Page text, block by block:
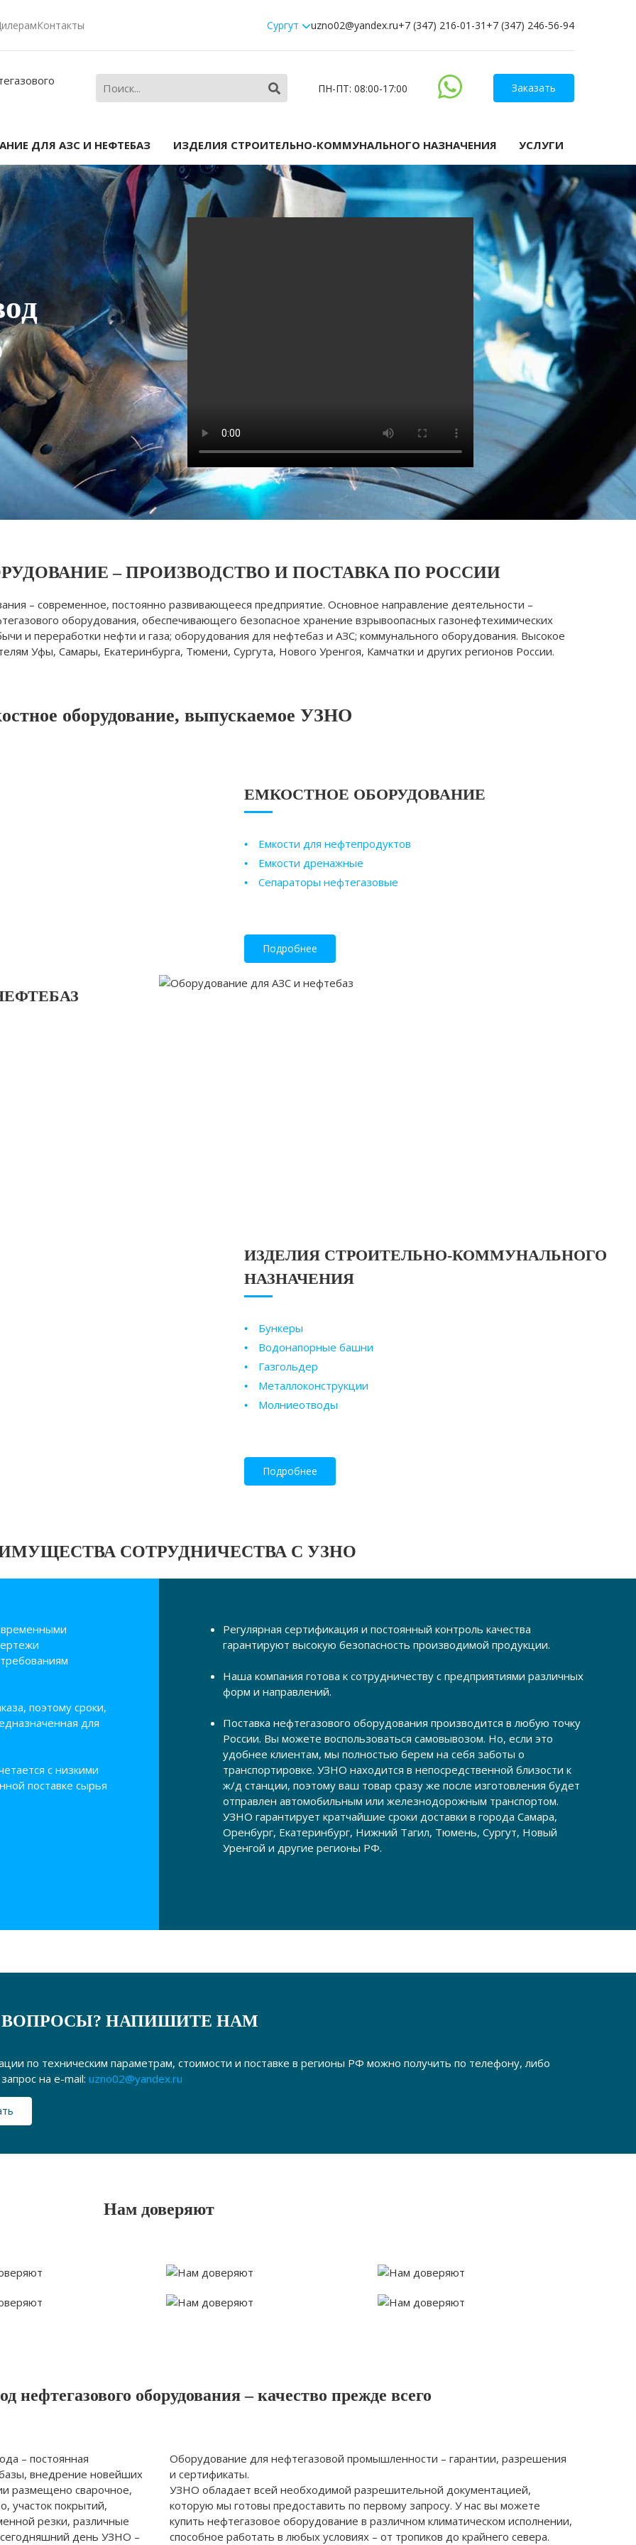
Контакты Сургут uzno02@yandex.ru+7 (347) 216-01-31 +7 (347) 246-56-94
ПН-ПТ: 08:00-17:00 Заказать
ДЛЯ АЗС И НЕФТЕБАЗ ИЗДЕЛИЯ СТРОИТЕЛЬНО-КОММУНАЛЬНОГО НАЗНАЧЕНИЯ УСЛУГИ
– ПРОИЗВОДСТВО И ПОСТАВКА ПО РОССИИ
– современное, постоянно развивающееся предприятие. Основное направление деятельности –
оборудования, обеспечивающего безопасное хранение взрывоопасных газонефтехимических
и переработки нефти и газа; оборудования для нефтебаз и АЗС; коммунального оборудования. Высокое
Уфы, Самары, Екатеринбурга, Тюмени, Сургута, Нового Уренгоя, Камчатки и других регионов России.
оборудование, выпускаемое УЗНО
ЕМКОСТНОЕ ОБОРУДОВАНИЕ
Емкости для нефтепродуктов
Емкости дренажные
Сепараторы нефтегазовые
Подробнее
ИЗДЕЛИЯ СТРОИТЕЛЬНО-КОММУНАЛЬНОГО
НАЗНАЧЕНИЯ
Бункеры
Водонапорные башни
Газгольдер
Металлоконструкции
Молниеотводы
Подробнее
СОТРУДНИЧЕСТВА С УЗНО
поэтому сроки,
для
с низкими
поставке сырья
Регулярная сертификация и постоянный контроль качества
гарантируют высокую безопасность производимой продукции.
Наша компания готова к сотрудничеству с предприятиями различных
форм и направлений.
Поставка нефтегазового оборудования производится в любую точку
России. Вы можете воспользоваться самовывозом. Но, если это
удобнее клиентам, мы полностью берем на себя заботы о
транспортировке. УЗНО находится в непосредственной близости к
ж/д станции, поэтому ваш товар сразу же после изготовления будет
отправлен автомобильным или железнодорожным транспортом.
УЗНО гарантирует кратчайшие сроки доставки в города Самара,
Оренбург, Екатеринбург, Нижний Тагил, Тюмень, Сургут, Новый
Уренгой и другие регионы РФ.
ВОПРОСЫ? НАПИШИТЕ НАМ
по техническим параметрам, стоимости и поставке в регионы РФ можно получить по телефону, либо
на e-mail: uzno02@yandex.ru
Нам доверяют
нефтегазового оборудования – качество прежде всего
– постоянная
внедрение новейших
размещено сварочное,
участок покрытий,
резки, различные
день УЗНО –
Оборудование для нефтегазовой промышленности – гарантии, разрешения
и сертификаты.
УЗНО обладает всей необходимой разрешительной документацией,
которую мы готовы предоставить по первому запросу. У нас вы можете
купить нефтегазовое оборудование в различном климатическом исполнении,
способное работать в любых условиях – от тропиков до крайнего севера.